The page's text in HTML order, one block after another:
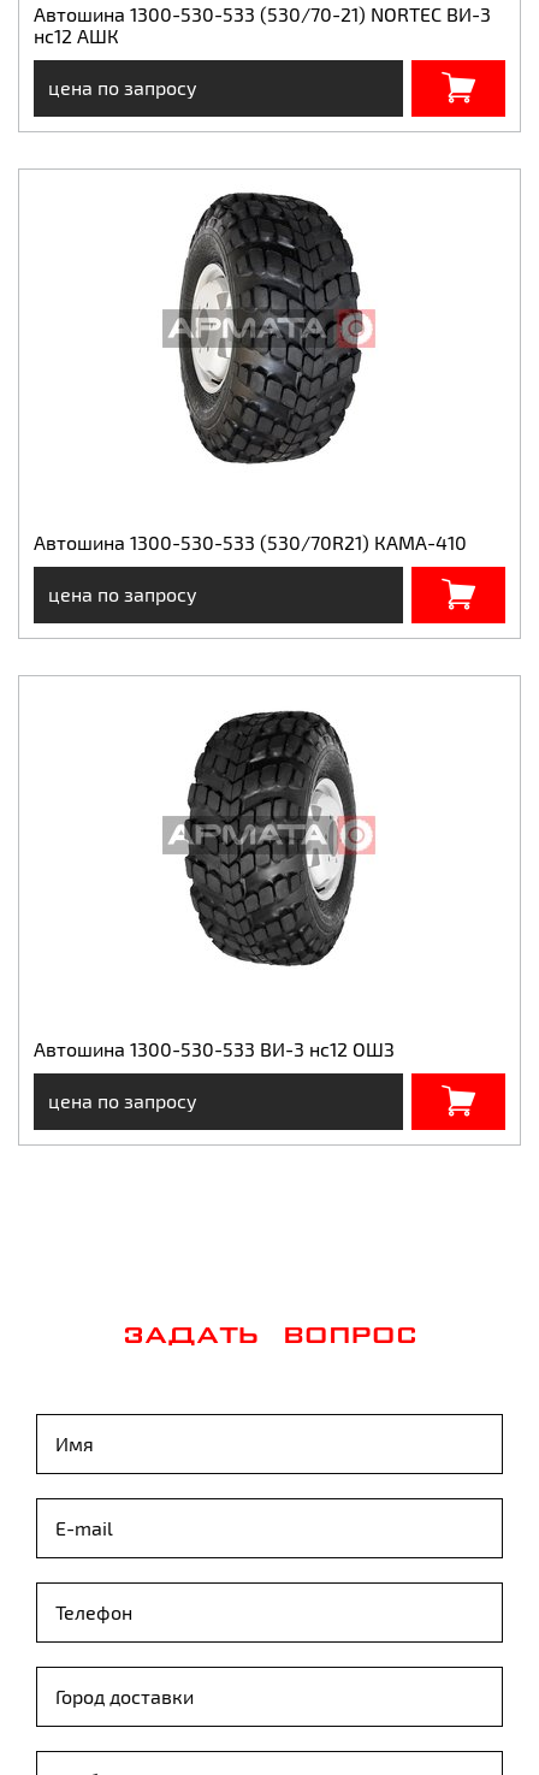
Автошина 1300-530-533 (530/70-21) NORTEC ВИ-3
нс12 АШК
цена по запросу
Автошина 1300-530-533 (530/70R21) КАМА-410
цена по запросу
Автошина 1300-530-533 ВИ-3 нс12 ОШЗ
цена по запросу
ЗАДАТЬ ВОПРОС